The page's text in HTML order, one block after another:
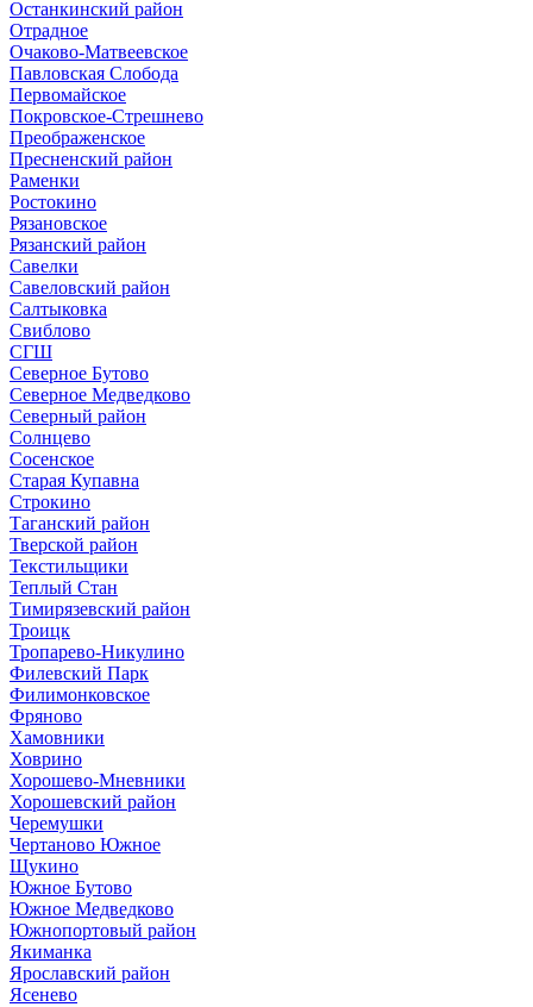
Останкинский район
Отрадное
Очаково-Матвеевское
Павловская Слобода
Первомайское
Покровское-Стрешнево
Преображенское
Пресненский район
Раменки
Ростокино
Рязановское
Рязанский район
Савелки
Савеловский район
Салтыковка
Свиблово
СГШ
Северное Бутово
Северное Медведково
Северный район
Солнцево
Сосенское
Старая Купавна
Строкино
Таганский район
Тверской район
Текстильщики
Теплый Стан
Тимирязевский район
Троицк
Тропарево-Никулино
Филевский Парк
Филимонковское
Фряново
Хамовники
Ховрино
Хорошево-Мневники
Хорошевский район
Черемушки
Чертаново Южное
Щукино
Южное Бутово
Южное Медведково
Южнопортовый район
Якиманка
Ярославский район
Ясенево